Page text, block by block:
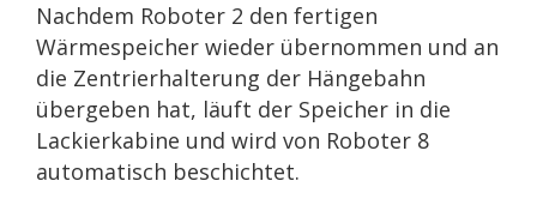
Nachdem Roboter 2 den fertigen
Wärmespeicher wieder übernommen und an
die Zentrierhalterung der Hängebahn
übergeben hat, läuft der Speicher in die
Lackierkabine und wird von Roboter 8
automatisch beschichtet.